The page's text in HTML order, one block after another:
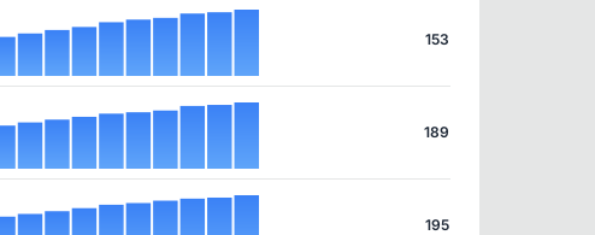
153
189
195